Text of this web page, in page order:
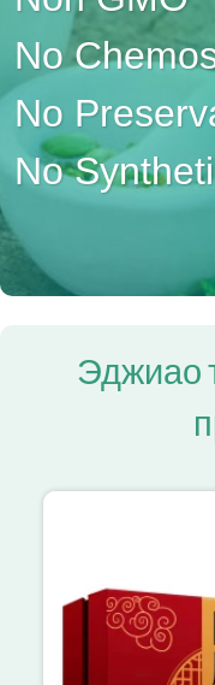
No
No
No
Эджиао